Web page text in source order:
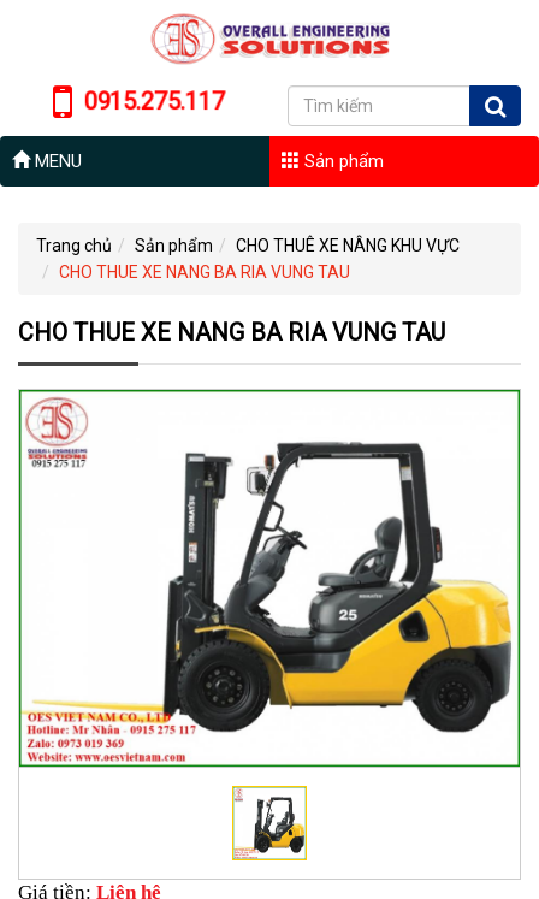
0915.275.117
MENU Sản phẩm
Trang chủ Sản phẩm
CHO THUÊ XE NÂNG KHU VỰC
CHO THUE XE NANG BA RIA VUNG TAU
CHO THUE XE NANG BA RIA VUNG TAU
Giá tiền: Liên hệ